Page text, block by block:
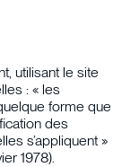
utilisant le site
: « les
forme que
des
s’appliquent »
1978).